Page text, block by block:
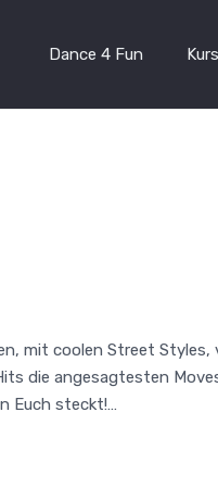
Dance 4 Fun
mit coolen Street Styles,
die angesagtesten
Euch steckt!…